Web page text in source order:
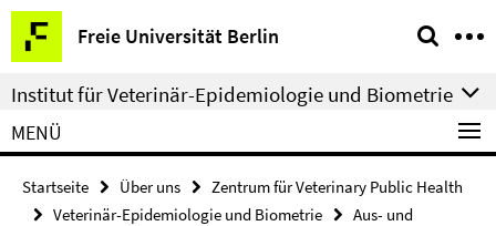
Springe
direkt
zu
Inhalt
Freie Universität Berlin
Service-
Navigation
Institut für Veterinär-Epidemiologie und Biometrie
MENÜ
Startseite Über uns
Zentrum für Veterinary Public Health
Veterinär-Epidemiologie und Biometrie
Aus- und